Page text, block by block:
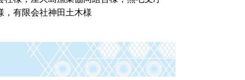
，有限会社神田土木様